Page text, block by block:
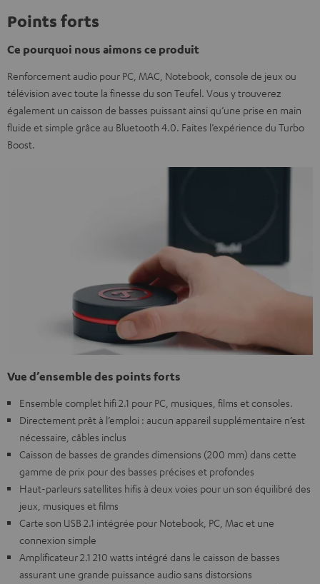
Points forts
Ce pourquoi nous aimons ce produit
Renforcement audio pour PC, MAC, Notebook, console de jeux ou
télévision avec toute la finesse du son Teufel. Vous y trouverez
également un caisson de basses puissant ainsi qu’une prise en main
fluide et simple grâce au Bluetooth 4.0. Faites l’expérience du Turbo
Boost.
Vue d’ensemble des points forts
Ensemble complet hifi 2.1 pour PC, musiques, films et consoles.
Directement prêt à l’emploi : aucun appareil supplémentaire n’est
nécessaire, câbles inclus
Caisson de basses de grandes dimensions (200 mm) dans cette
gamme de prix pour des basses précises et profondes
Haut-parleurs satellites hifis à deux voies pour un son équilibré des
jeux, musiques et films
Carte son USB 2.1 intégrée pour Notebook, PC, Mac et une
connexion simple
Amplificateur 2.1 210 watts intégré dans le caisson de basses
assurant une grande puissance audio sans distorsions